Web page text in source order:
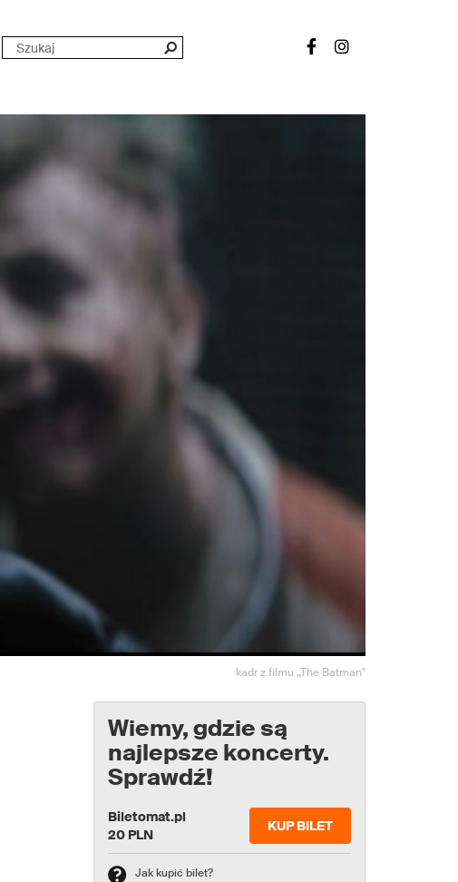
kadr z filmu „The Batman"
Wiemy, gdzie są
najlepsze koncerty.
Sprawdź!
Biletomat.pl
20 PLN
KUP BILET
Jak kupić bilet?